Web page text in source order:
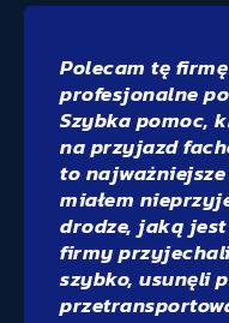
Polecam tę
profesjonalne
Szybka pomoc,
na przyjazd
to
miałem
drodze, jaką jest
firmy
szybko, usunęli